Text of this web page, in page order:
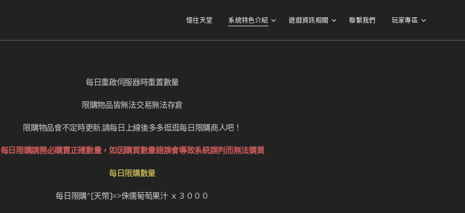
憶往天堂 系統特色介紹 遊戲資訊相關 聯繫我們 玩家專區
每日重啟伺服器時重置數量
限購物品皆無法交易無法存倉
限購物品會不定時更新,請每日上線後多多逛逛每日限購商人吧！
每日限購請務必購賣正確數量，如因購買數量錯誤會導致系統誤判而無法購買
每日限購數量
每日限購^[天幣]=>侏儒葡萄果汁 ｘ３０００